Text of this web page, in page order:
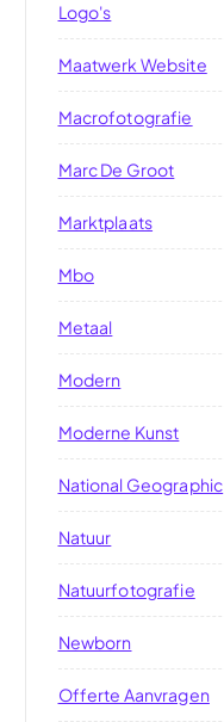
Logo's
Maatwerk Website
Macrofotografie
Marc De Groot
Marktplaats
Mbo
Metaal
Modern
Moderne Kunst
National Geographic
Natuur
Natuurfotografie
Newborn
Offerte Aanvragen